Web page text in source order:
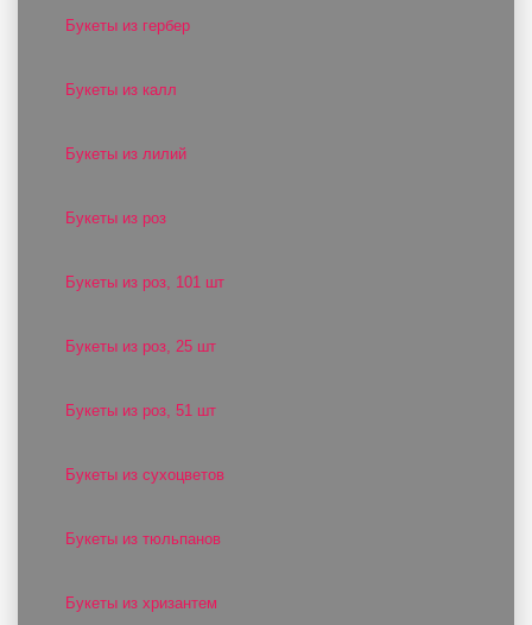
Букеты из гербер
Букеты из калл
Букеты из лилий
Букеты из роз
Букеты из роз, 101 шт
Букеты из роз, 25 шт
Букеты из роз, 51 шт
Букеты из сухоцветов
Букеты из тюльпанов
Букеты из хризантем